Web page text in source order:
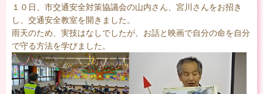
１０日、市交通安全対策協議会の山内さん、宮川さんをお招き
し、交通安全教室を開きました。
雨天のため、実技はなしでしたが、お話と映画で自分の命を自分
で守る方法を学びました。